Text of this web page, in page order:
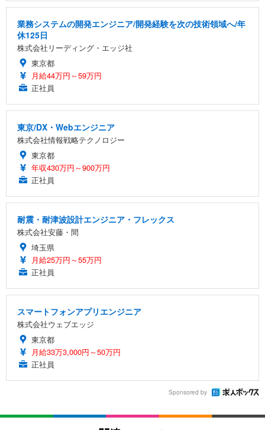
業務システムの開発エンジニア/開発経験を次の技術領域へ/年
休125日
株式会社リーディング・エッジ社
東京都
月給44万円～59万円
正社員
東京/DX・Webエンジニア
株式会社情報戦略テクノロジー
東京都
年収430万円～900万円
正社員
耐震・耐津波設計エンジニア・フレックス
株式会社安藤・間
埼玉県
月給25万円～55万円
正社員
スマートフォンアプリエンジニア
株式会社ウェブエッジ
東京都
月給33万3,000円～50万円
正社員
Sponsored by